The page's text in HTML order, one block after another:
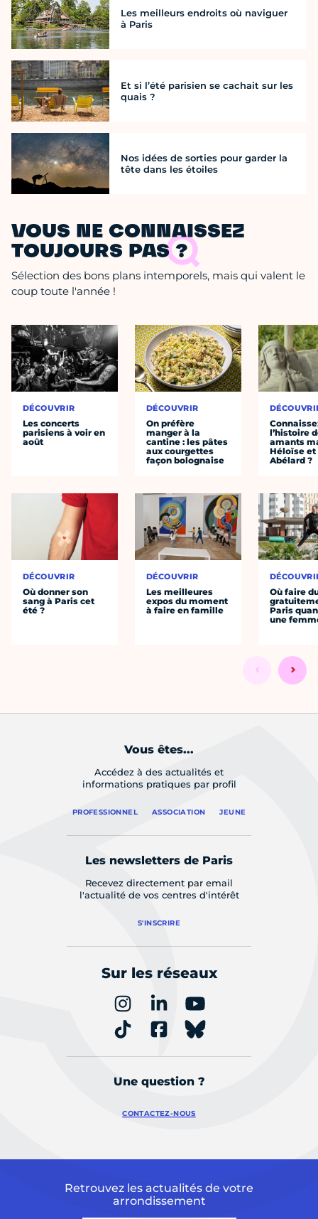
Les meilleurs endroits où naviguer
à Paris
Et si l’été parisien se cachait sur les
quais ?
Nos idées de sorties pour garder la
tête dans les étoiles
VOUS NE CONNAISSEZ
TOUJOURS PAS ?
Sélection des bons plans intemporels, mais qui valent le
coup toute l'année !
DÉCOUVRIR
Les concerts
parisiens à voir en
août
DÉCOUVRIR
Où donner son
sang à Paris cet
été ?
DÉCOUVRIR
On préfère
manger à la
cantine : les pâtes
aux courgettes
façon bolognaise
DÉCOUVRIR
Les meilleures
expos du moment
à faire en famille
l’histoire
amants
Héloïse et
Abélard ?
Où faire
Paris
une
Vous êtes...
Accédez à des actualités et
informations pratiques par profil
PROFESSIONNEL ASSOCIATION JEUNE
Les newsletters de Paris
Recevez directement par email
l'actualité de vos centres d'intérêt
S'INSCRIRE
Sur les réseaux
Une question ?
CONTACTEZ-NOUS
Retrouvez les actualités de votre
arrondissement